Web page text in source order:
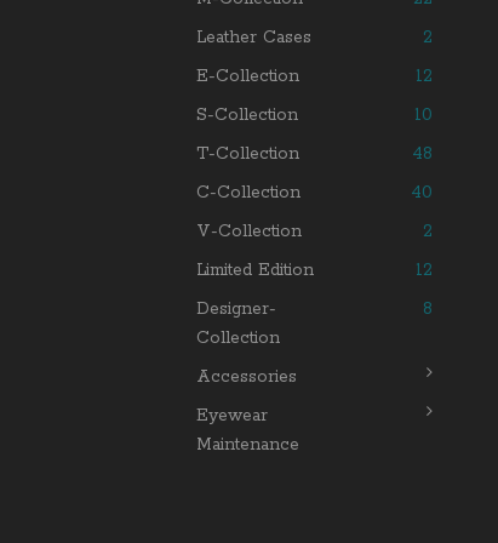
Leather Cases
2
E-Collection
12
S-Collection
10
T-Collection
48
C-Collection
40
V-Collection
2
Limited Edition
12
Designer-
Collection
8
Accessories
Eyewear
Maintenance